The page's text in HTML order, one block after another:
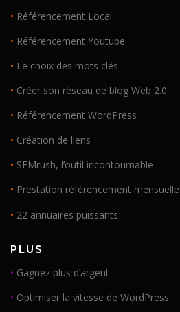
• Référencement Local
• Référencement Youtube
• Le choix des mots clés
• Créer son réseau de blog Web 2.0
• Référencement WordPress
• Création de liens
• SEMrush, l’outil incontournable
• Prestation référencement mensuelle
• 22 annuaires puissants
PLUS
• Gagnez plus d’argent
• Optimiser la vitesse de WordPress